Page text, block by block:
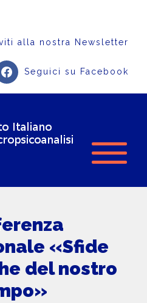
alla nostra Newsletter
Seguici su Facebook
«Sfide
del nostro